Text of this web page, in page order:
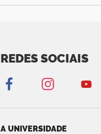
REDES SOCIAIS
A UNIVERSIDADE